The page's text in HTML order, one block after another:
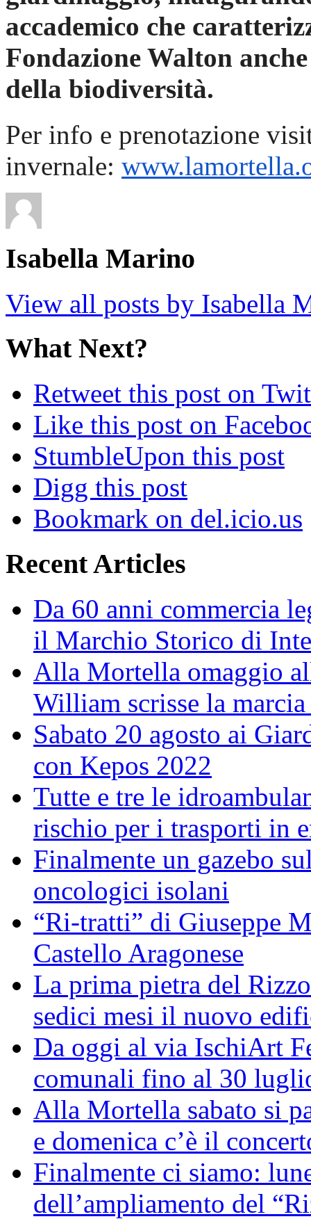
accademico che
Fondazione Walton
della biodiversità.
Per info e prenotazione
invernale:
Isabella Marino
View all posts by Isabella
What Next?
Retweet this post on
Like this post on
StumbleUpon this post
Digg this post
Bookmark on del.icio.us
Recent Articles
Da 60 anni commercia
il Marchio Storico di
Alla Mortella omaggio
William scrisse la
Sabato 20 agosto ai
con Kepos 2022
Tutte e tre le
rischio per i trasporti in
Finalmente un gazebo
oncologici isolani
“Ri-tratti” di Giuseppe
Castello Aragonese
La prima pietra del
sedici mesi il nuovo
Da oggi al via IschiArt
comunali fino al 30
Alla Mortella sabato si
e domenica c’è il
Finalmente ci siamo:
dell’ampliamento del